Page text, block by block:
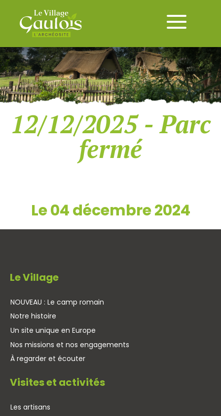
12/12/2025 - Parc
fermé
Le 04 décembre 2024
Le Village
NOUVEAU : Le camp romain
Notre histoire
Un site unique en Europe
Nos missions et nos engagements
À regarder et écouter
Visites et activités
Les artisans